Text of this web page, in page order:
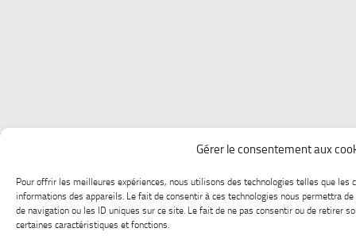
Gérer le consentement aux
Pour offrir les meilleures expériences, nous utilisons des technologies telles que les
informations des appareils. Le fait de consentir à ces technologies nous permettra
de navigation ou les ID uniques sur ce site. Le fait de ne pas consentir ou de retirer
certaines caractéristiques et fonctions.